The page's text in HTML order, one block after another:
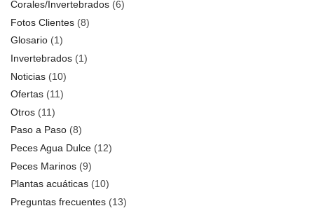
Corales/Invertebrados (6)
Fotos Clientes (8)
Glosario (1)
Invertebrados (1)
Noticias (10)
Ofertas (11)
Otros (11)
Paso a Paso (8)
Peces Agua Dulce (12)
Peces Marinos (9)
Plantas acuáticas (10)
Preguntas frecuentes (13)